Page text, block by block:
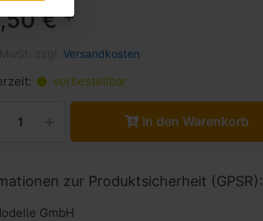
€ *
Versandkosten
vorbestellbar
In den Warenkorb
zur Produktsicherheit (GPSR):
GmbH